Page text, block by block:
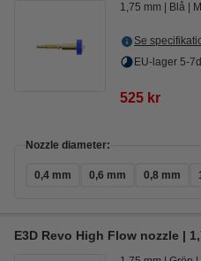
1,75 mm Blå
Se
EU-lager 5-
525 kr
Nozzle diameter:
0,4 mm 0,6 mm 0,8 mm
E3D Revo High Flow nozzle |